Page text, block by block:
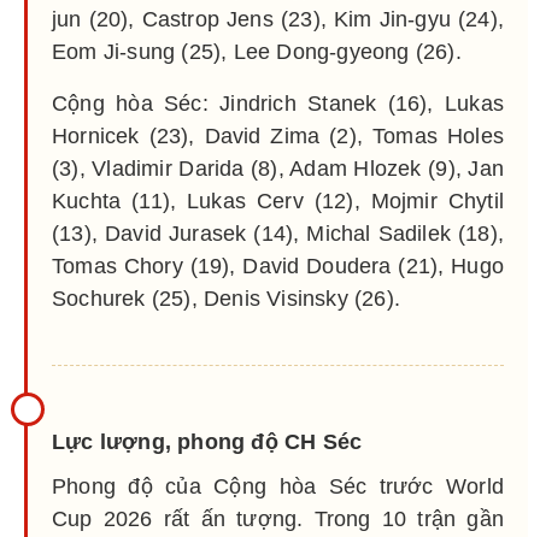
jun (20), Castrop Jens (23), Kim Jin-gyu (24),
Eom Ji-sung (25), Lee Dong-gyeong (26).
Cộng hòa Séc: Jindrich Stanek (16), Lukas
Hornicek (23), David Zima (2), Tomas Holes
(3), Vladimir Darida (8), Adam Hlozek (9), Jan
Kuchta (11), Lukas Cerv (12), Mojmir Chytil
(13), David Jurasek (14), Michal Sadilek (18),
Tomas Chory (19), David Doudera (21), Hugo
Sochurek (25), Denis Visinsky (26).
Lực lượng, phong độ CH Séc
Phong độ của Cộng hòa Séc trước World
Cup 2026 rất ấn tượng. Trong 10 trận gần